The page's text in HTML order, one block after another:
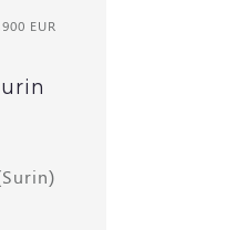
EUR